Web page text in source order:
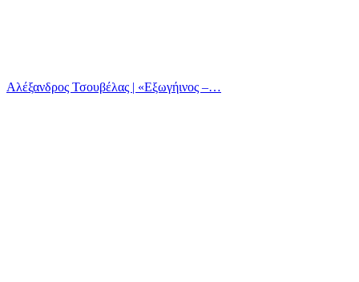
Αλέξανδρος Τσουβέλας | «Εξωγήινος –…